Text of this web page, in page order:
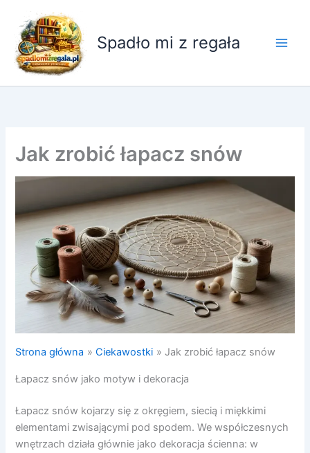
treści
Spadło mi z regała
Jak zrobić łapacz snów
Strona główna Ciekawostki Jak zrobić łapacz snów
Łapacz snów jako motyw i dekoracja
Łapacz snów kojarzy się z okręgiem, siecią i miękkimi
elementami zwisającymi pod spodem. We współczesnych
wnętrzach działa głównie jako dekoracja ścienna: w